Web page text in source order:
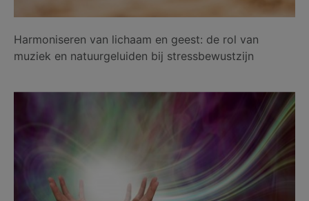
Harmoniseren van lichaam en geest: de rol van
muziek en natuurgeluiden bij stressbewustzijn